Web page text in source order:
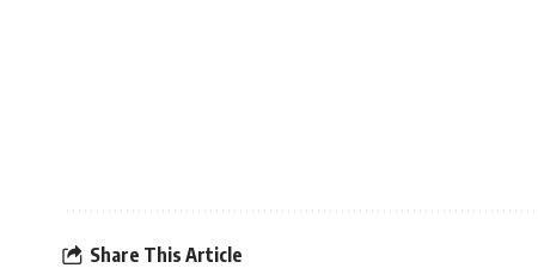
Share This Article